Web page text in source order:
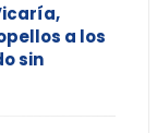
a los
sin